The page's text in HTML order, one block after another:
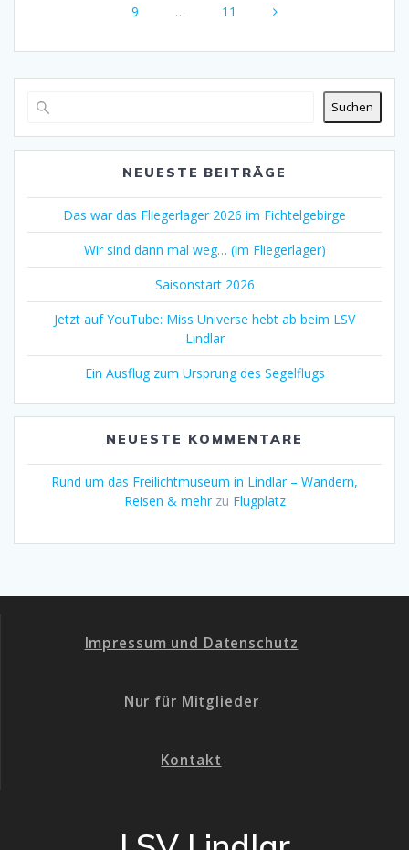
Seite
9 … Seite
11
Suchen
NEUESTE BEITRÄGE
Das war das Fliegerlager 2026 im Fichtelgebirge
Wir sind dann mal weg… (im Fliegerlager)
Saisonstart 2026
Jetzt auf YouTube: Miss Universe hebt ab beim LSV
Lindlar
Ein Ausflug zum Ursprung des Segelflugs
NEUESTE KOMMENTARE
Rund um das Freilichtmuseum in Lindlar – Wandern,
Reisen & mehrzu Flugplatz
Impressum und Datenschutz
Nur für Mitglieder
Kontakt